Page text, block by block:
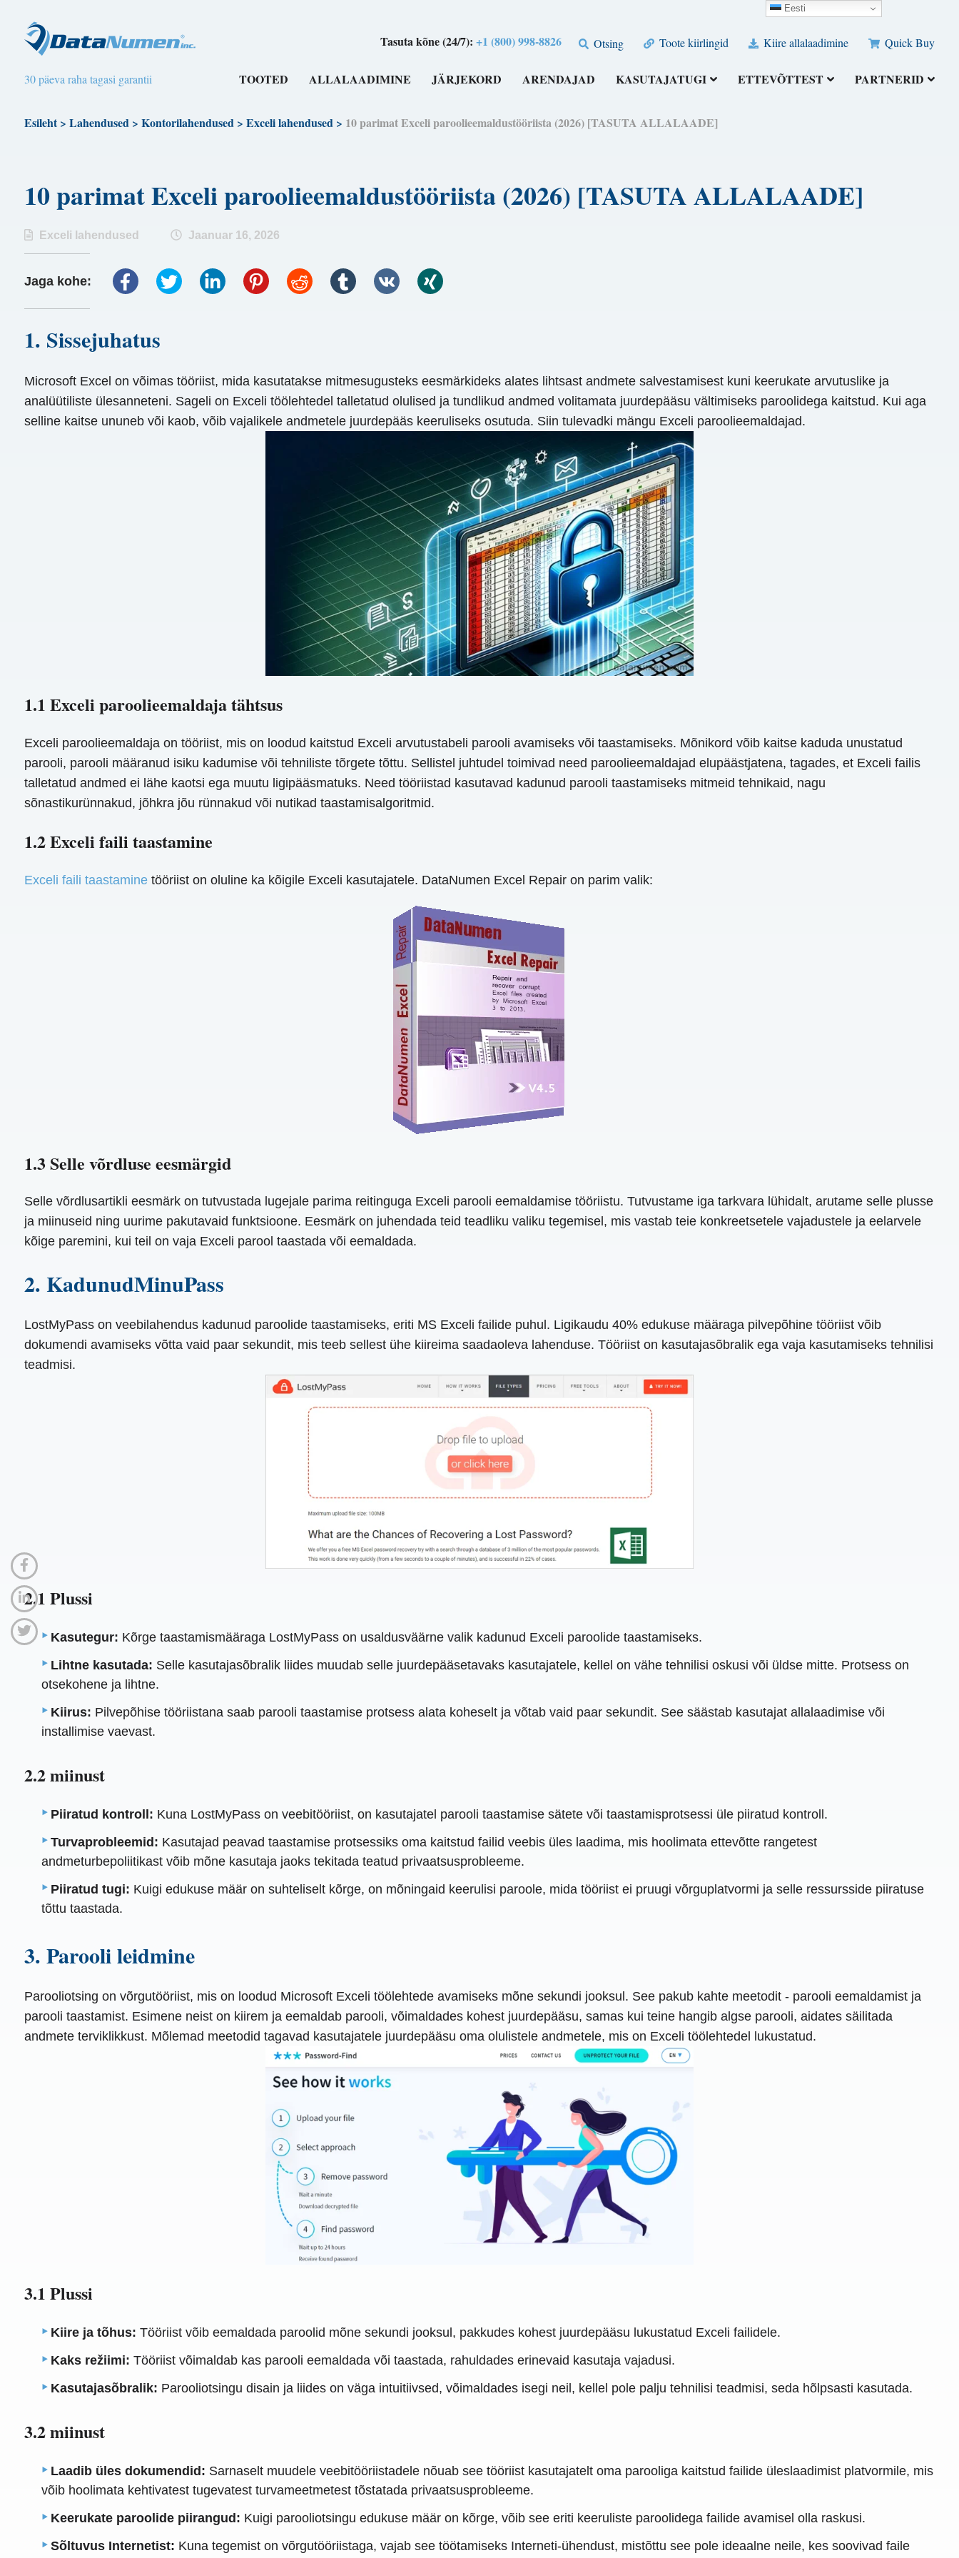
Tasuta kõne (24/7):+1 (800) 998-8826 Otsing Toote kiirlingid Kiire allalaadimine Quick Buy
30 päeva raha tagasi garantii TOOTED ALLALAADIMINE JÄRJEKORD ARENDAJAD KASUTAJATUGI ETTEVÕTTEST PARTNERID
Esileht> Lahendused> Kontorilahendused> Exceli lahendused> 10 parimat Exceli paroolieemaldustööriista (2026) [TASUTA ALLALAADE]
10 parimat Exceli paroolieemaldustööriista (2026) [TASUTA ALLALAADE]
Exceli lahendused Jaanuar 16, 2026
Jaga kohe:
1. Sissejuhatus
Microsoft Excel on võimas tööriist, mida kasutatakse mitmesugusteks eesmärkideks alates lihtsast andmete salvestamisest kuni keerukate arvutuslike ja
analüütiliste ülesanneteni. Sageli on Exceli töölehtedel talletatud olulised ja tundlikud andmed volitamata juurdepääsu vältimiseks paroolidega kaitstud. Kui aga
selline kaitse ununeb või kaob, võib vajalikele andmetele juurdepääs keeruliseks osutuda. Siin tulevadki mängu Exceli paroolieemaldajad.
1.1 Exceli paroolieemaldaja tähtsus
Exceli paroolieemaldaja on tööriist, mis on loodud kaitstud Exceli arvutustabeli parooli avamiseks või taastamiseks. Mõnikord võib kaitse kaduda unustatud
parooli, parooli määranud isiku kadumise või tehniliste tõrgete tõttu. Sellistel juhtudel toimivad need paroolieemaldajad elupäästjatena, tagades, et Exceli failis
talletatud andmed ei lähe kaotsi ega muutu ligipääsmatuks. Need tööriistad kasutavad kadunud parooli taastamiseks mitmeid tehnikaid, nagu
sõnastikurünnakud, jõhkra jõu rünnakud või nutikad taastamisalgoritmid.
1.2 Exceli faili taastamine
Exceli faili taastaminetööriist on oluline ka kõigile Exceli kasutajatele. DataNumen Excel Repair on parim valik:
1.3 Selle võrdluse eesmärgid
Selle võrdlusartikli eesmärk on tutvustada lugejale parima reitinguga Exceli parooli eemaldamise tööriistu. Tutvustame iga tarkvara lühidalt, arutame selle plusse
ja miinuseid ning uurime pakutavaid funktsioone. Eesmärk on juhendada teid teadliku valiku tegemisel, mis vastab teie konkreetsetele vajadustele ja eelarvele
kõige paremini, kui teil on vaja Exceli parool taastada või eemaldada.
2. KadunudMinuPass
LostMyPass on veebilahendus kadunud paroolide taastamiseks, eriti MS Exceli failide puhul. Ligikaudu 40% edukuse määraga pilvepõhine tööriist võib
dokumendi avamiseks võtta vaid paar sekundit, mis teeb sellest ühe kiireima saadaoleva lahenduse. Tööriist on kasutajasõbralik ega vaja kasutamiseks tehnilisi
teadmisi.
2.1 Plussi
Kasutegur: Kõrge taastamismääraga LostMyPass on usaldusväärne valik kadunud Exceli paroolide taastamiseks.
Lihtne kasutada: Selle kasutajasõbralik liides muudab selle juurdepääsetavaks kasutajatele, kellel on vähe tehnilisi oskusi või üldse mitte. Protsess on
otsekohene ja lihtne.
Kiirus: Pilvepõhise tööriistana saab parooli taastamise protsess alata koheselt ja võtab vaid paar sekundit. See säästab kasutajat allalaadimise või
installimise vaevast.
2.2 miinust
Piiratud kontroll: Kuna LostMyPass on veebitööriist, on kasutajatel parooli taastamise sätete või taastamisprotsessi üle piiratud kontroll.
Turvaprobleemid: Kasutajad peavad taastamise protsessiks oma kaitstud failid veebis üles laadima, mis hoolimata ettevõtte rangetest
andmeturbepoliitikast võib mõne kasutaja jaoks tekitada teatud privaatsusprobleeme.
Piiratud tugi: Kuigi edukuse määr on suhteliselt kõrge, on mõningaid keerulisi paroole, mida tööriist ei pruugi võrguplatvormi ja selle ressursside piiratuse
tõttu taastada.
3. Parooli leidmine
Parooliotsing on võrgutööriist, mis on loodud Microsoft Exceli töölehtede avamiseks mõne sekundi jooksul. See pakub kahte meetodit - parooli eemaldamist ja
parooli taastamist. Esimene neist on kiirem ja eemaldab parooli, võimaldades kohest juurdepääsu, samas kui teine ​​hangib algse parooli, aidates säilitada
andmete terviklikkust. Mõlemad meetodid tagavad kasutajatele juurdepääsu oma olulistele andmetele, mis on Exceli töölehtedel lukustatud.
3.1 Plussi
Kiire ja tõhus: Tööriist võib eemaldada paroolid mõne sekundi jooksul, pakkudes kohest juurdepääsu lukustatud Exceli failidele.
Kaks režiimi: Tööriist võimaldab kas parooli eemaldada või taastada, rahuldades erinevaid kasutaja vajadusi.
Kasutajasõbralik: Parooliotsingu disain ja liides on väga intuitiivsed, võimaldades isegi neil, kellel pole palju tehnilisi teadmisi, seda hõlpsasti kasutada.
3.2 miinust
Laadib üles dokumendid: Sarnaselt muudele veebitööriistadele nõuab see tööriist kasutajatelt oma parooliga kaitstud failide üleslaadimist platvormile, mis
võib hoolimata kehtivatest tugevatest turvameetmetest tõstatada privaatsusprobleeme.
Keerukate paroolide piirangud: Kuigi parooliotsingu edukuse määr on kõrge, võib see eriti keeruliste paroolidega failide avamisel olla raskusi.
Sõltuvus Internetist: Kuna tegemist on võrgutööriistaga, vajab see töötamiseks Interneti-ühendust, mistõttu see pole ideaalne neile, kes soovivad faile
Eesti